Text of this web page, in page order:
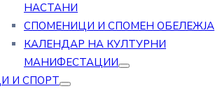
НАСТАНИ
СПОМЕНИЦИ И СПОМЕН ОБЕЛЕЖЈА
КАЛЕНДАР НА КУЛТУРНИ
МАНИФЕСТАЦИИ
И СПОРТ